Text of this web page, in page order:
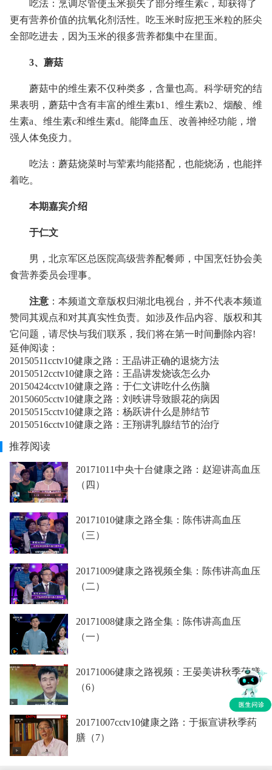
吃法：烹调尽管使玉米损失了部分维生素c，却获得了
更有营养价值的抗氧化剂活性。吃玉米时应把玉米粒的胚尖
全部吃进去，因为玉米的很多营养都集中在里面。
3、蘑菇
蘑菇中的维生素不仅种类多，含量也高。科学研究的结
果表明，蘑菇中含有丰富的维生素b1、维生素b2、烟酸、维
生素a、维生素c和维生素d。能降血压、改善神经功能，增
强人体免疫力。
吃法：蘑菇烧菜时与荤素均能搭配，也能烧汤，也能拌
着吃。
本期嘉宾介绍
于仁文
男，北京军区总医院高级营养配餐师，中国烹饪协会美
食营养委员会理事。
注意 ：本频道文章版权归湖北电视台，并不代表本频道
赞同其观点和对其真实性负责。如涉及作品内容、版权和其
它问题，请尽快与我们联系，我们将在第一时间删除内容!
延伸阅读：
20150511cctv10健康之路：王晶讲正确的退烧方法
20150512cctv10健康之路：王晶讲发烧该怎么办
20150424cctv10健康之路：于仁文讲吃什么伤脑
20150605cctv10健康之路：刘昳讲导致眼花的病因
20150515cctv10健康之路：杨跃讲什么是肺结节
20150516cctv10健康之路：王翔讲乳腺结节的治疗
推荐阅读
20171011中央十台健康之路：赵迎讲高血压
（四）
20171010健康之路全集：陈伟讲高血压
（三）
20171009健康之路视频全集：陈伟讲高血压
（二）
20171008健康之路全集：陈伟讲高血压
（一）
20171006健康之路视频：王晏美讲秋季药膳
（6）
20171007cctv10健康之路：于振宣讲秋季药
膳（7）